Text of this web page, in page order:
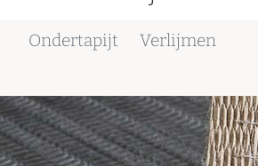
Ondertapijt Verlijmen